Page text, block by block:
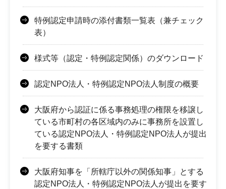
特例認定申請時の添付書類一覧表（兼チェック
表）
様式等（認定・特例認定関係）のダウンロード
認定NPO法人・特例認定NPO法人制度の概要
大阪府から認証に係る事務処理の権限を移譲し
ている市町村の各区域内のみに事務所を設置し
ている認定NPO法人・特例認定NPO法人が提出
を要する書類
大阪府知事を「所轄庁以外の関係知事」とする
認定NPO法人・特例認定NPO法人が提出を要す